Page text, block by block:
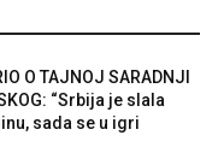
O TAJNOJ SARADNJI
“Srbija je slala
sada se u igri